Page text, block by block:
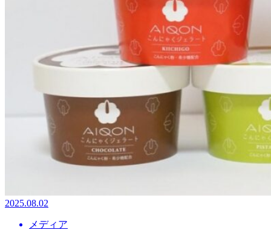
2025.08.02
メディア